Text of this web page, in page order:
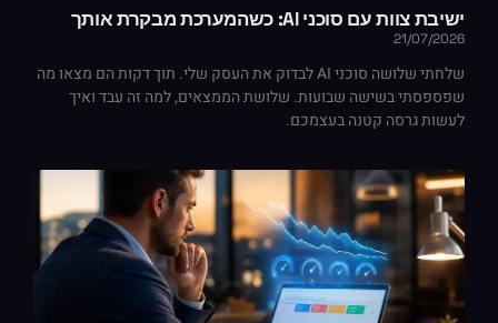
ישיבת צוות עם סוכני AI: כשהמערכת מבקרת אותך
21/07/2026
שלחתי שלושה סוכני AI לבדוק את העסק שלי. תוך דקות הם מצאו מה
שפספסתי בשישה שבועות. שלושת הממצאים, למה זה עבד ואיך
לעשות גרסה קטנה בעצמכם.